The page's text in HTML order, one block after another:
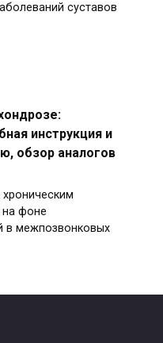
суставов
инструкция и
обзор аналогов
фоне
в межпозвонковых